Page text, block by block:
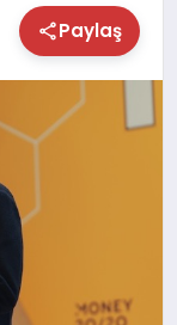
Paylaş